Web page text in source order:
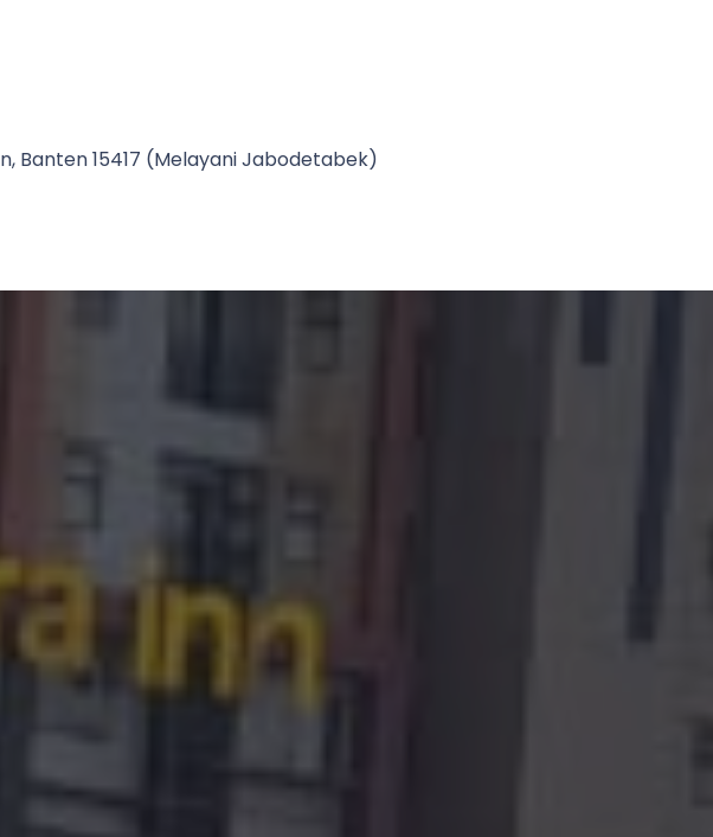
Banten 15417 (Melayani Jabodetabek)